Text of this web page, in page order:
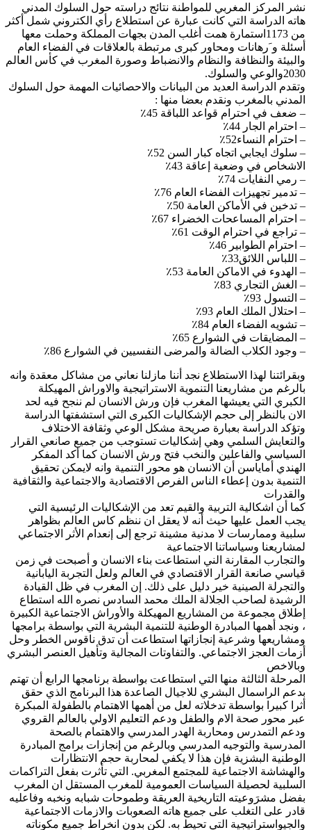
نشر المركز المغربي للمواطنة نتائج دراسته حول السلوك المدني
هاته الدراسة التي كانت عبارة عن استطلاع رأي الكتروني شمل أكثر
من 1173استمارة همت أغلب المدن بجهات المملكة وحملت معها
أسئلة و َرهانات ومحاور كبرى مرتبطة بالعلاقات في الفضاء العام
والبيئة والنظافة والنظام والانضباط وصورة المغرب في كأس العالم
2030والوعي والسلوك.
وتقدم الدراسة العديد من البيانات والاحصائيات المهمة حول السلوك
المدني بالمغرب ونقدم بعضا منها :
– ضعف في احترام قواعد اللباقة 45٪
– احترام الجار 44٪
– احترام النساء52٪
– سلوك ايجابي اتجاه كبار السن 52٪
الاشخاص في وضعية إعاقة 43٪
– رمي النفايات 74٪
– تدمير تجهيزات الفضاء العام 76٪
– تدخين في الأماكن العامة 50٪
– احترام المساعحات الخضراء 67٪
– تراجع في احترام الوقت 61٪
– احترام الطوابير 46٪
– اللباس اللائق33٪
– الهدوء في الاماكن العامة 53٪
– الغش التجاري 83٪
– التسول 93٪
– احتلال الملك العام 93٪
– تشويه الفضاء العام 84٪
– المضايقات في الشوارع 65٪
– وجود الكلاب الضالة والمرضى النفسيين في الشوارع 86٪
وبقرائتنا لهذا الاستطلاع نجد أننا مازلنا نعاني من مشاكل معقدة وانه
بالرغم من مشاريعنا التنموية الاستراتيجية والاوراش المهيكلة
الكبري التي يعيشها المغرب فإن ورش الانسان لم ننجح فيه لحد
الان بالنظر إلى حجم الإشكاليات الكبرى التي استشفتها الدراسة
وتؤكد الدراسة بعبارة صريحة مشكل الوعي وثقافة الاختلاف
والتعايش السلمي وهي إشكاليات تستوجب من جميع صانعي القرار
السياسي والفاعلين والنخب فتح ورش الانسان كما أكد المفكر
الهندي أماياسن أن الانسان هو محور التنمية وانه لايمكن تحقيق
التنمية بدون إعطاء الناس الفرص الاقتصادية والاجتماعية والثقافية
والقدرات
كما أن اشكالية التربية والقيم تعد من الإشكاليات الرئيسية التي
يجب العمل عليها حيث أنه لا يعقل ان ننظم كاس العالم بظواهر
سلبية وممارسات لا مدنية مشينة ترجع إلى إنعدام الأثر الاجتماعي
لمشاريعنا وسياساتنا الاجتماعية
والتجارب المقارنة الني استطاعت بناء الانسان و أصبحت في زمن
قياسي صانعة القرار الاقتصادي في العالم ولعل التجربة اليابانية
والتجرلة الصينية خير دليل على ذلك. إن المغرب في ظل القيادة
الرشيدة لصاحب الجلالة الملك محمد السادس نصره الله استطاع
إطلاق مجموعة من المشاريع المهيكلة والأوراش الاجتماعية الكبيرة
، ونجد أهمها المبادرة الوطنية للتنمية البشرية التي بواسطة برامجها
ومشاريعها وشرعية إنجازاتها استطاعت أن تدق ناقوس الخطر وحل
أزمات العجز الاجتماعي. والتفاوتات المجالية وتأهيل العنصر البشري
وبالاخص
المرحلة الثالثة منها التي استطاعت بواسطة برنامجها الرابع أن تهتم
بدعم الراسمال البشري للاجيال الصاعدة هذا البرنامج الذي حقق
أثرا كبيرا بواسطة تدخلاته لعل من أهمها الاهتمام بالطفولة المبكرة
عبر محور صحة الام والطفل ودعم التعليم الاولي بالعالم القروي
ودعم التمدرس ومحاربة الهدر المدرسي والاهتمام بالصحة
المدرسية والتوجيه المدرسي وبالرغم من إنجازات برامج المبادرة
الوطنية البشزية فإن هذا لا يكفي لمحاربة حجم الانتظارات
والهشاشة الاجتماعية للمجتمع المغربي. التي تأثرت بفعل التراكمات
السلبية لحصيلة السياسات العمومية للمغرب المستقل ان المغرب
بفضل مشرَوعيته التاريخية العريقة وطموحات شبابه ونخبه وفاعليه
قادر على التغلب على جميع هاته الصعوبات والازمات الاجتماعية
والجيواستراتيجية التي تحيط به. لكن بدون انخراط جميع مكوناته